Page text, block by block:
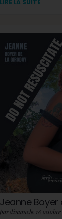
LIRE LA SUITE
Jeanne
par dimanche 18